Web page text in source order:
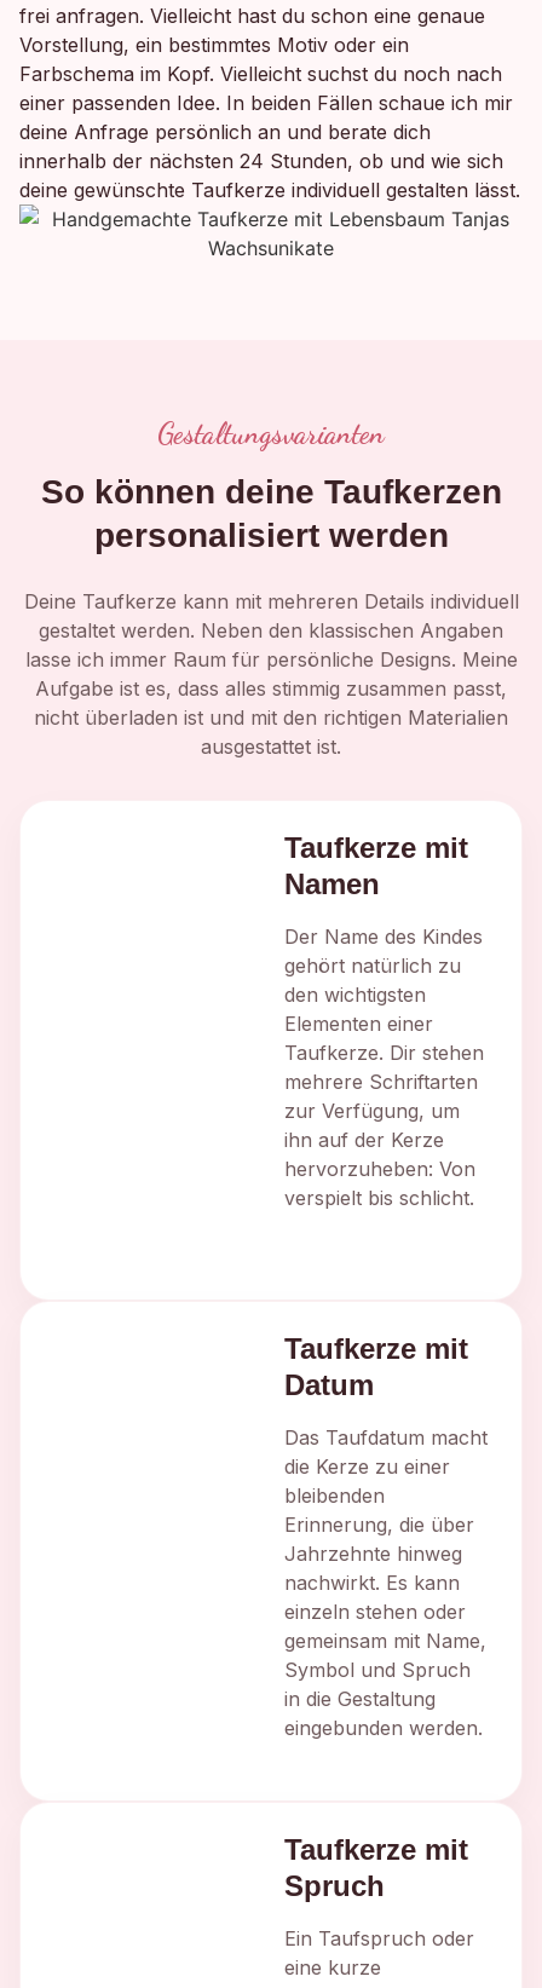
frei anfragen. Vielleicht hast du schon eine genaue
Vorstellung, ein bestimmtes Motiv oder ein
Farbschema im Kopf. Vielleicht suchst du noch nach
einer passenden Idee. In beiden Fällen schaue ich mir
deine Anfrage persönlich an und berate dich
innerhalb der nächsten 24 Stunden, ob und wie sich
deine gewünschte Taufkerze individuell gestalten lässt.
Gestaltungsvarianten
So können deine Taufkerzen
personalisiert werden
Deine Taufkerze kann mit mehreren Details individuell
gestaltet werden. Neben den klassischen Angaben
lasse ich immer Raum für persönliche Designs. Meine
Aufgabe ist es, dass alles stimmig zusammen passt,
nicht überladen ist und mit den richtigen Materialien
ausgestattet ist.
Taufkerze mit
Namen
Der Name des Kindes
gehört natürlich zu
den wichtigsten
Elementen einer
Taufkerze. Dir stehen
mehrere Schriftarten
zur Verfügung, um
ihn auf der Kerze
hervorzuheben: Von
verspielt bis schlicht.
Taufkerze mit
Datum
Das Taufdatum macht
die Kerze zu einer
bleibenden
Erinnerung, die über
Jahrzehnte hinweg
nachwirkt. Es kann
einzeln stehen oder
gemeinsam mit Name,
Symbol und Spruch
in die Gestaltung
eingebunden werden.
Taufkerze mit
Spruch
Ein Taufspruch oder
eine kurze